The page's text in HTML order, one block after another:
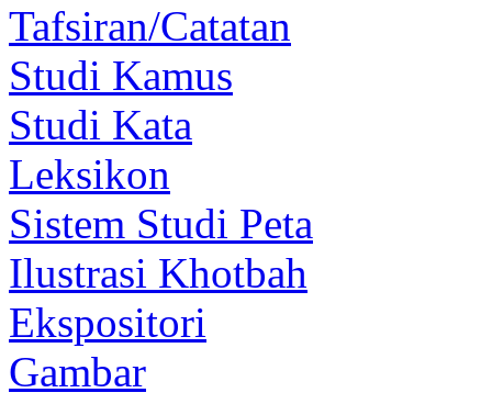
Tafsiran/Catatan
Studi Kamus
Studi Kata
Leksikon
Sistem Studi Peta
Ilustrasi Khotbah
Ekspositori
Gambar